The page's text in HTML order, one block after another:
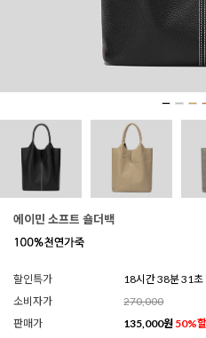
에이민 소프트 숄더백
할인특가
18시간 38분 29초
소비자가
270,000
판매가
135,000원 50%